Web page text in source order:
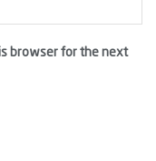
browser for the next